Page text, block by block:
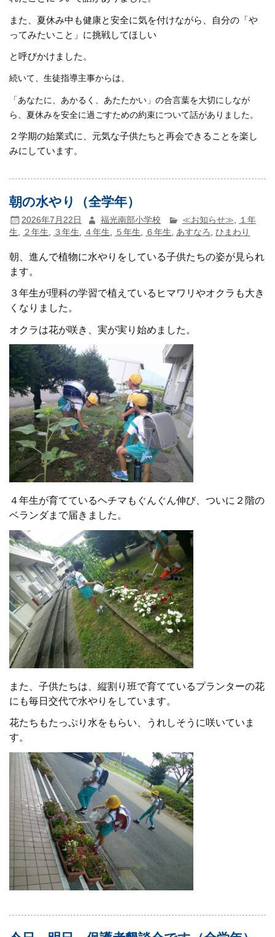
また、夏休み中も健康と安全に気を付けながら、自分の「や
ってみたいこと」に挑戦してほしい
と呼びかけました。
続いて、生徒指導主事からは、
「あなたに、あかるく、あたたかい」の合言葉を大切にしなが
ら、夏休みを安全に過ごすための約束について話がありました。
２学期の始業式に、元気な子供たちと再会できることを楽し
みにしています。
朝の水やり（全学年）
2026年7月22日 福光南部小学校 ≪お知らせ≫
１年
生, ２年生, ３年生, ４年生, ５年生, ６年生, あすなろ ,ひまわり
朝、進んで植物に水やりをしている子供たちの姿が見られ
ます。
３年生が理科の学習で植えているヒマワリやオクラも大き
くなりました。
オクラは花が咲き、実が実り始めました。
４年生が育てているヘチマもぐんぐん伸び、ついに２階の
ベランダまで届きました。
また、子供たちは、縦割り班で育てているプランターの花
にも毎日交代で水やりをしています。
花たちもたっぷり水をもらい、うれしそうに咲いていま
す。